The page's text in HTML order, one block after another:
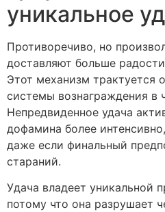
уникальное
Противоречиво, но
доставляют больше
Этот механизм трактуется
системы вознаграждения в
Непредвиденное удача
дофамина более
даже если финальный
стараний.
Удача владеет уникальной
потому что она разрушает